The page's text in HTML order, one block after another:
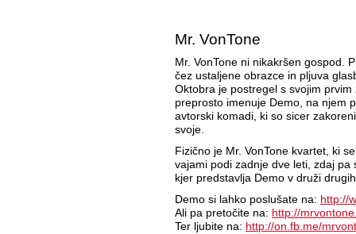
Mr. VonTone
Mr. VonTone ni nikakršen gospod.
čez ustaljene obrazce in pljuva
Oktobra je postregel s svojim
preprosto imenuje Demo, na njem
avtorski komadi, ki so sicer
svoje.
Fizično je Mr. VonTone kvartet, ki
vajami podi zadnje dve leti, zdaj pa
kjer predstavlja Demo v druži
Demo si lahko poslušate na: http://
Ali pa pretočite na: http://
Ter ljubite na: http://on.fb.me/